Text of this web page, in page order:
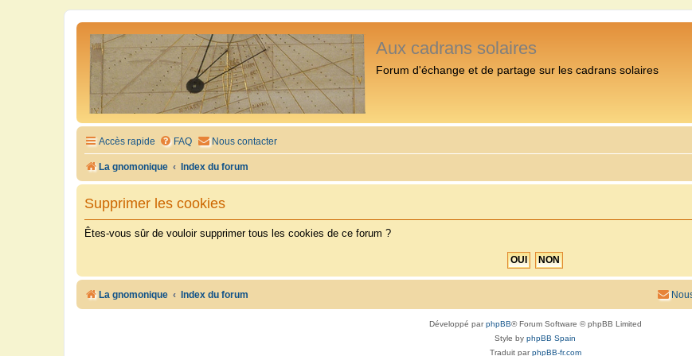
Aux cadrans solaires
Forum d'échange et de partage sur les cadrans solaires
Accès rapide FAQ Nous contacter
La gnomonique Index du forum
Supprimer les cookies
Êtes-vous sûr de vouloir supprimer tous les cookies de ce forum ?
La gnomonique Index du forum
Développé parphpBB® Forum Software © phpBB Limited
Style by phpBB Spain
Traduit parphpBB-fr.com